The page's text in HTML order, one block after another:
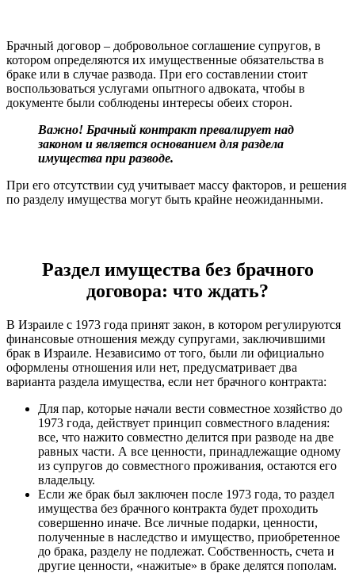
Брачный договор – добровольное соглашение супругов, в
котором определяются их имущественные обязательства в
браке или в случае развода. При его составлении стоит
воспользоваться услугами опытного адвоката, чтобы в
документе были соблюдены интересы обеих сторон.
Важно! Брачный контракт превалирует над
законом и является основанием для раздела
имущества при разводе.
При его отсутствии суд учитывает массу факторов, и решения
по разделу имущества могут быть крайне неожиданными.
Раздел имущества без брачного
договора: что ждать?
В Израиле с 1973 года принят закон, в котором регулируются
финансовые отношения между супругами, заключившими
брак в Израиле. Независимо от того, были ли официально
оформлены отношения или нет, предусматривает два
варианта раздела имущества, если нет брачного контракта:
Для пар, которые начали вести совместное хозяйство до
1973 года, действует принцип совместного владения:
все, что нажито совместно делится при разводе на две
равных части. А все ценности, принадлежащие одному
из супругов до совместного проживания, остаются его
владельцу.
Если же брак был заключен после 1973 года, то раздел
имущества без брачного контракта будет проходить
совершенно иначе. Все личные подарки, ценности,
полученные в наследство и имущество, приобретенное
до брака, разделу не подлежат. Собственность, счета и
другие ценности, «нажитые» в браке делятся пополам.